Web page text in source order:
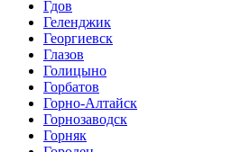
Гдов
Геленджик
Георгиевск
Глазов
Голицыно
Горбатов
Горно-Алтайск
Горнозаводск
Горняк